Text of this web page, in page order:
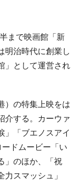
まで映画館「新
明治時代に創業し
」として運営され
）の特集上映をは
介する。カーウァ
」「ブエノスアイ
ドムービー「い
」のほか、「祝
スマッシュ」